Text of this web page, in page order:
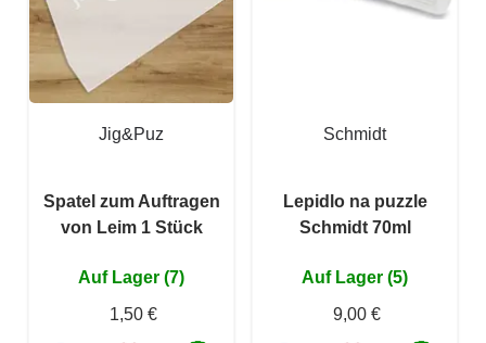
Jig&Puz
Spatel zum Auftragen
von Leim 1 Stück
Auf Lager (7)
1,50 €
Schmidt
Lepidlo na puzzle
Schmidt 70ml
Auf Lager (5)
9,00 €